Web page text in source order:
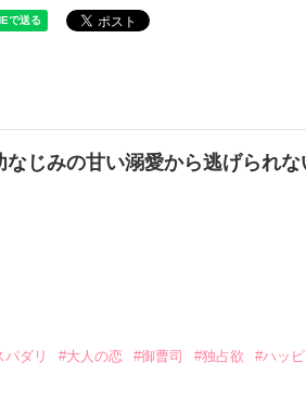
じみの甘い溺愛から逃げられな
パダリ #大人の恋 #御曹司 #独占欲 #ハッ